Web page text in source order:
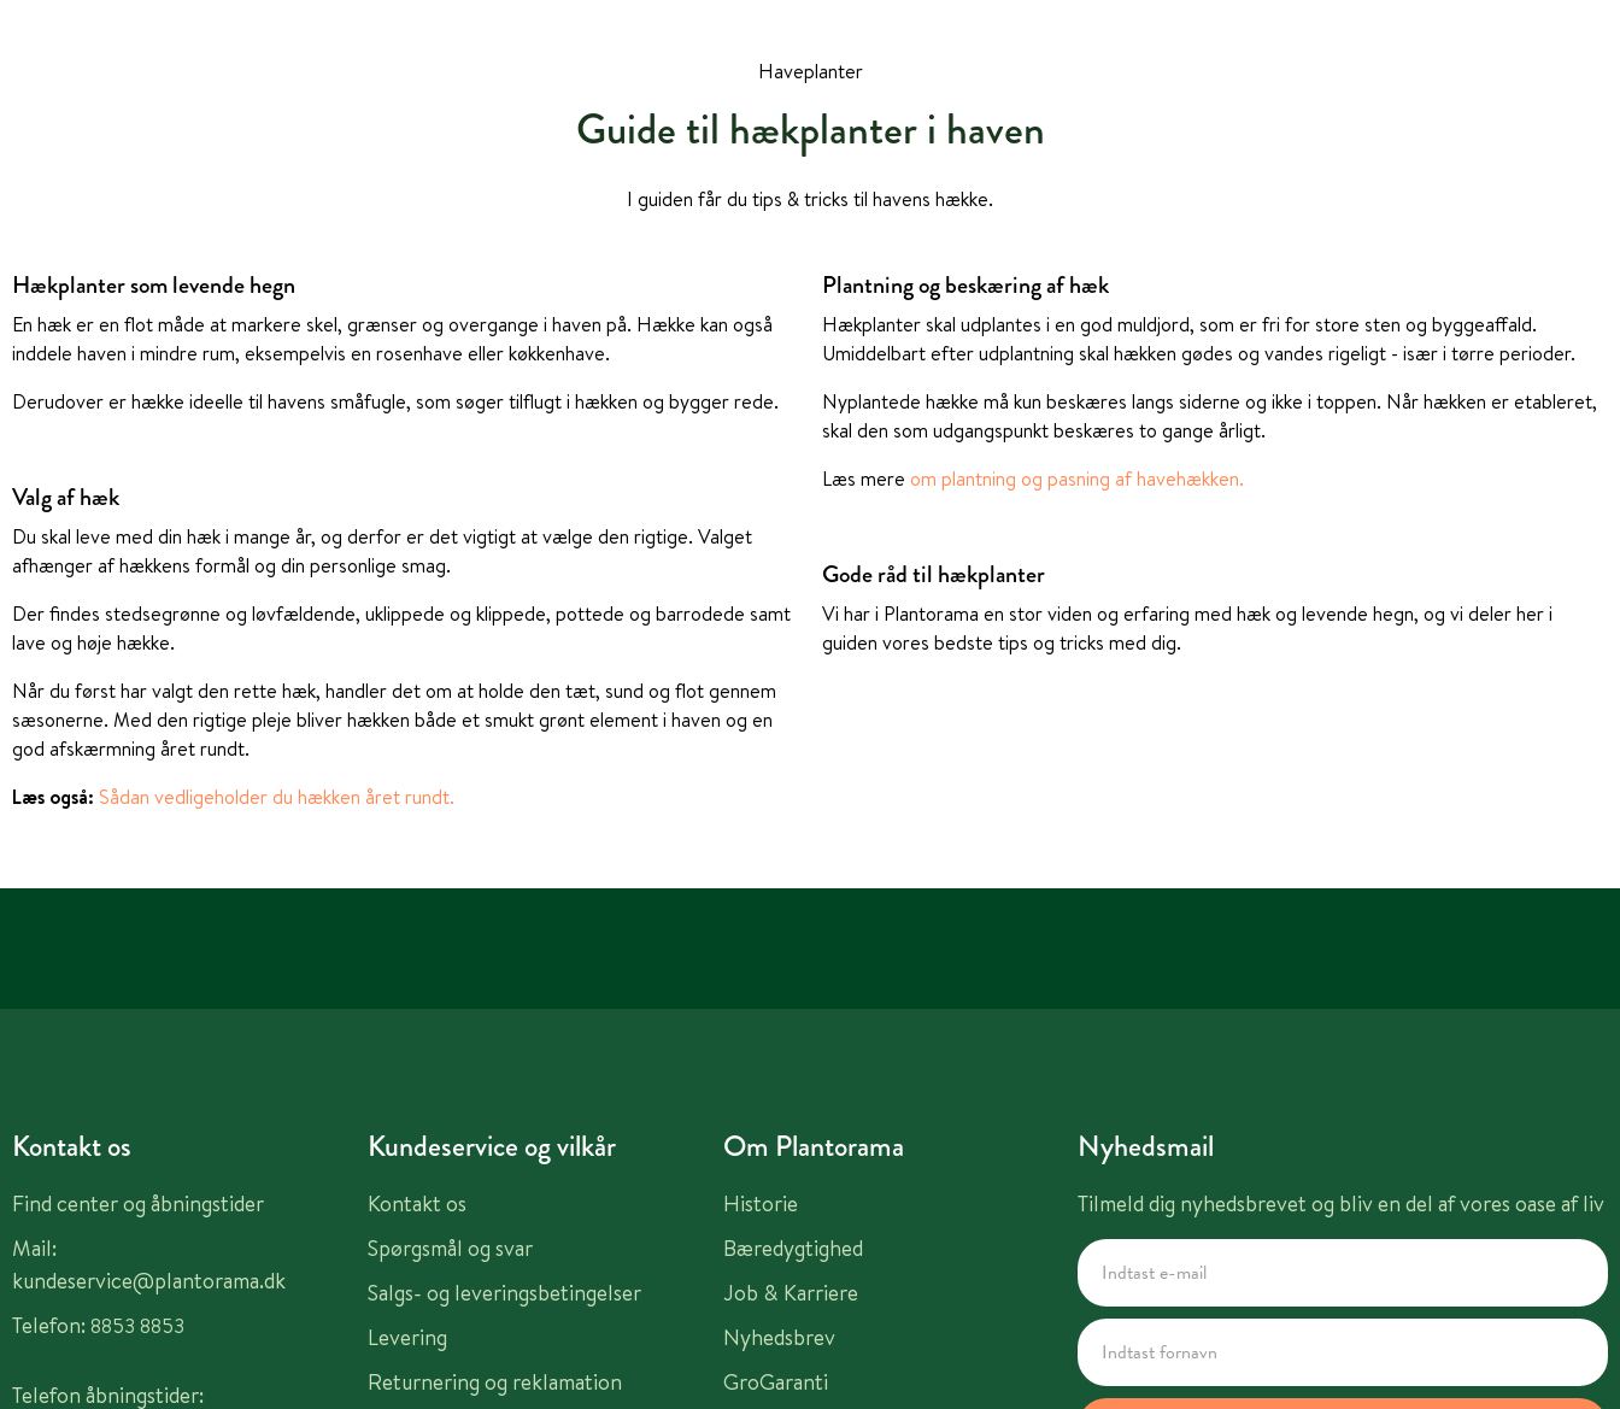
Haveplanter
Guide til hækplanter i haven
I guiden får du tips & tricks til havens hække.
Hækplanter som levende hegn
En hæk er en flot måde at markere skel, grænser og overgange i haven på. Hække kan også
inddele haven i mindre rum, eksempelvis en rosenhave eller køkkenhave.
Derudover er hække ideelle til havens småfugle, som søger tilflugt i hækken og bygger rede.
Valg af hæk
Du skal leve med din hæk i mange år, og derfor er det vigtigt at vælge den rigtige. Valget
afhænger af hækkens formål og din personlige smag.
Der findes stedsegrønne og løvfældende, uklippede og klippede, pottede og barrodede samt
lave og høje hække.
Når du først har valgt den rette hæk, handler det om at holde den tæt, sund og flot gennem
sæsonerne. Med den rigtige pleje bliver hækken både et smukt grønt element i haven og en
god afskærmning året rundt.
Læs også: Sådan vedligeholder du hækken året rundt.
Plantning og beskæring af hæk
Hækplanter skal udplantes i en god muldjord, som er fri for store sten og byggeaffald.
Umiddelbart efter udplantning skal hækken gødes og vandes rigeligt - især i tørre perioder.
Nyplantede hække må kun beskæres langs siderne og ikke i toppen. Når hækken er etableret,
skal den som udgangspunkt beskæres to gange årligt.
Læs mere om plantning og pasning af havehækken.
Gode råd til hækplanter
Vi har i Plantorama en stor viden og erfaring med hæk og levende hegn, og vi deler her i
guiden vores bedste tips og tricks med dig.
Kontakt os
Find center og åbningstider
Mail:
kundeservice@plantorama.dk
Telefon: 8853 8853
Telefon åbningstider:
Kundeservice og vilkår
Kontakt os
Spørgsmål og svar
Salgs- og leveringsbetingelser
Levering
Returnering og reklamation
Om Plantorama
Historie
Bæredygtighed
Job & Karriere
Nyhedsbrev
GroGaranti
Nyhedsmail
Tilmeld dig nyhedsbrevet og bliv en del af vores oase af liv